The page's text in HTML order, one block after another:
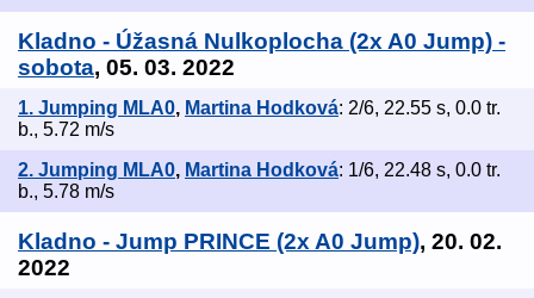
Kladno - Úžasná Nulkoplocha (2x A0 Jump) -
sobota, 05. 03. 2022
1. Jumping MLA0, Martina Hodková: 2/6, 22.55 s, 0.0 tr.
b., 5.72 m/s
2. Jumping MLA0, Martina Hodková: 1/6, 22.48 s, 0.0 tr.
b., 5.78 m/s
Kladno - Jump PRINCE (2x A0 Jump), 20. 02.
2022